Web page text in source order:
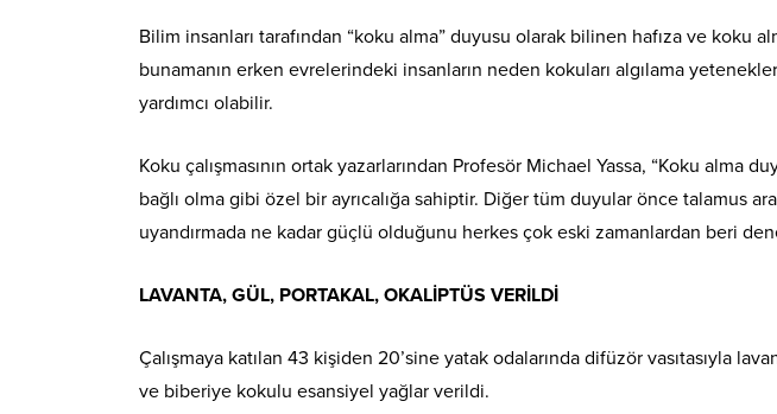
Bilim insanları tarafından “koku alma” duyusu olarak bilinen hafıza ve koku
bunamanın erken evrelerindeki insanların neden kokuları algılama
yardımcı olabilir.
Koku çalışmasının ortak yazarlarından Profesör Michael Yassa, “Koku alma
bağlı olma gibi özel bir ayrıcalığa sahiptir. Diğer tüm duyular önce talamus
uyandırmada ne kadar güçlü olduğunu herkes çok eski zamanlardan beri
LAVANTA, GÜL, PORTAKAL, OKALİPTÜS VERİLDİ
Çalışmaya katılan 43 kişiden 20’sine yatak odalarında difüzör vasıtasıyla
ve biberiye kokulu esansiyel yağlar verildi.